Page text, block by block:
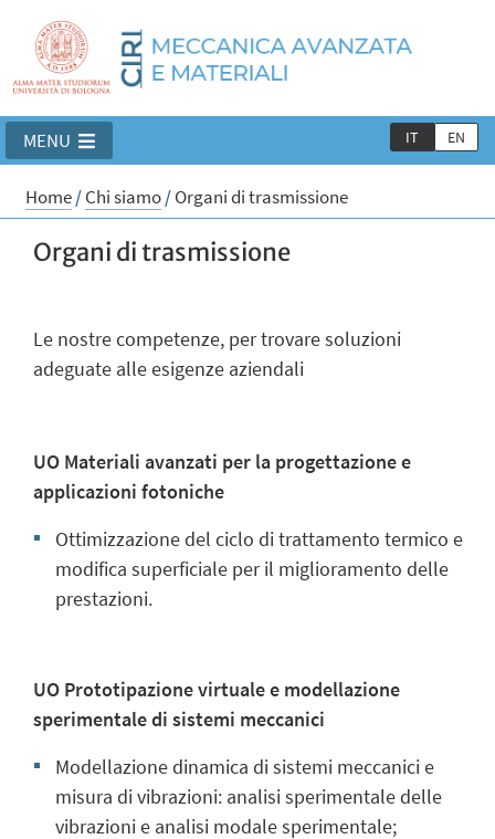
IT EN
MENU
Home/Chi siamo/Organi di trasmissione
Organi di trasmissione
Le nostre competenze, per trovare soluzioni
adeguate alle esigenze aziendali
UO Materiali avanzati per la progettazione e
applicazioni fotoniche
Ottimizzazione del ciclo di trattamento termico e
modifica superficiale per il miglioramento delle
prestazioni.
UO Prototipazione virtuale e modellazione
sperimentale di sistemi meccanici
Modellazione dinamica di sistemi meccanici e
misura di vibrazioni: analisi sperimentale delle
vibrazioni e analisi modale sperimentale;